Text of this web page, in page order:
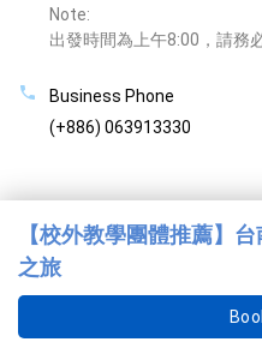
Note:
出發時間為上午8:00，請務
Business Phone
(+886) 063913330
【校外教學團體推薦】
之旅